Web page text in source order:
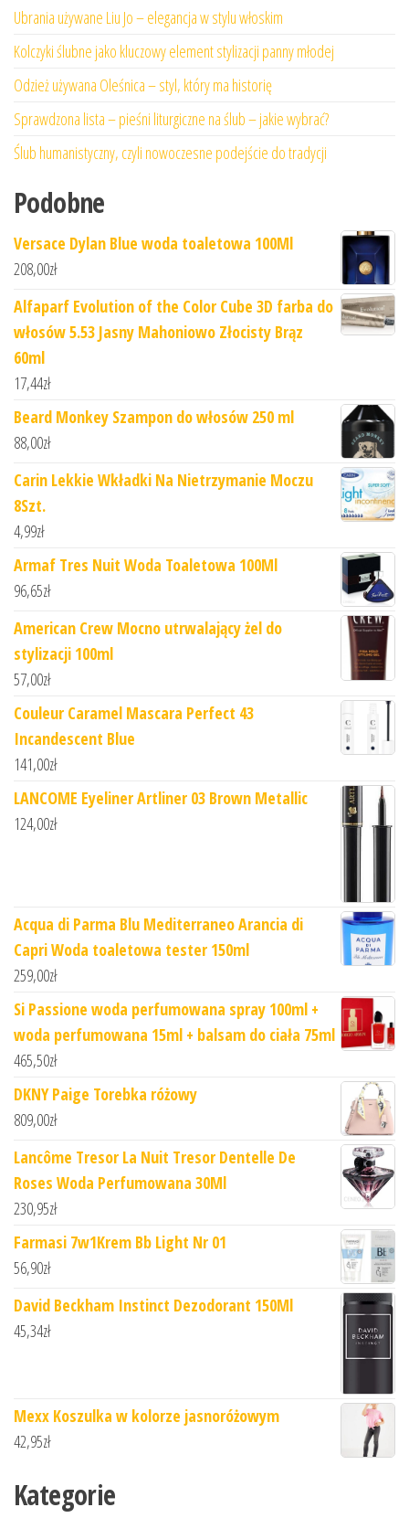
Ubrania używane Liu Jo – elegancja w stylu włoskim
Kolczyki ślubne jako kluczowy element stylizacji panny młodej
Odzież używana Oleśnica – styl, który ma historię
Sprawdzona lista – pieśni liturgiczne na ślub – jakie wybrać?
Ślub humanistyczny, czyli nowoczesne podejście do tradycji
Podobne
Versace Dylan Blue woda toaletowa 100Ml
208,00zł
Alfaparf Evolution of the Color Cube 3D farba do
włosów 5.53 Jasny Mahoniowo Złocisty Brąz
60ml
17,44zł
Beard Monkey Szampon do włosów 250 ml
88,00zł
Carin Lekkie Wkładki Na Nietrzymanie Moczu
8Szt.
4,99zł
Armaf Tres Nuit Woda Toaletowa 100Ml
96,65zł
American Crew Mocno utrwalający żel do
stylizacji 100ml
57,00zł
Couleur Caramel Mascara Perfect 43
Incandescent Blue
141,00zł
LANCOME Eyeliner Artliner 03 Brown Metallic
124,00zł
Acqua di Parma Blu Mediterraneo Arancia di
Capri Woda toaletowa tester 150ml
259,00zł
Si Passione woda perfumowana spray 100ml +
woda perfumowana 15ml + balsam do ciała 75ml
465,50zł
DKNY Paige Torebka różowy
809,00zł
Lancôme Tresor La Nuit Tresor Dentelle De
Roses Woda Perfumowana 30Ml
230,95zł
Farmasi 7w1Krem Bb Light Nr 01
56,90zł
David Beckham Instinct Dezodorant 150Ml
45,34zł
Mexx Koszulka w kolorze jasnoróżowym
42,95zł
Kategorie